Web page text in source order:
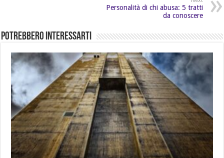
Personalità di chi abusa: 5 tratti
da conoscere
Potrebbero Interessarti